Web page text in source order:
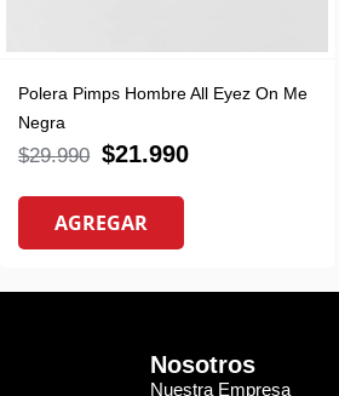
Polera Pimps Hombre All Eyez On Me
Negra
$29.990 $21.990
AGREGAR
Nosotros
Nuestra Empresa